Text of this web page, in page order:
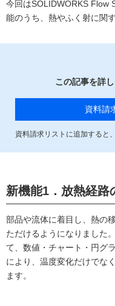
今回はSOLIDWORKS Flow
能のうち、熱やふく射に関
この記事を詳
資料請
資料請求リストに追加すると
新機能1．放熱経路
部品や流体に着目し、熱の
ただけるようになりました
て、数値・チャート・円グ
により、温度変化だけでな
ます。